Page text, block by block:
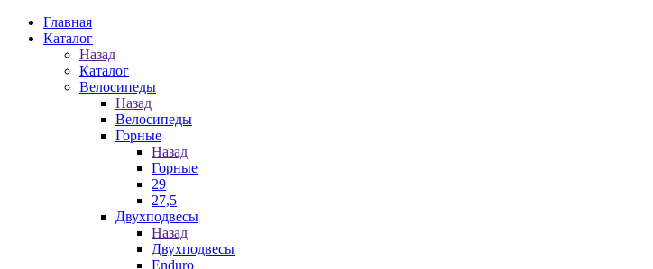
Главная
Каталог
Назад
Каталог
Велосипеды
Назад
Велосипеды
Горные
Назад
Горные
29
27,5
Двухподвесы
Назад
Двухподвесы
Enduro